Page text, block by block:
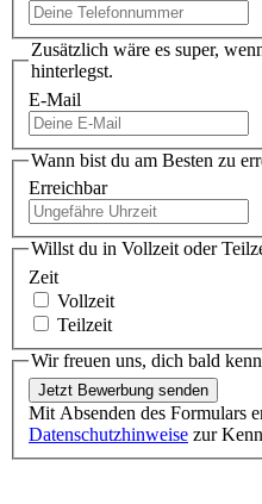
Zusätzlich wäre es super,
hinterlegst.
E-Mail
Wann bist du am Besten zu
Erreichbar
Willst du in Vollzeit oder
Zeit
Vollzeit
Teilzeit
Wir freuen uns, dich bald
Mit Absenden des Formulars
Datenschutzhinweise zur